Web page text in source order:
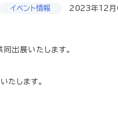
イベント情報 2023年12月
出展いたします。
たします。